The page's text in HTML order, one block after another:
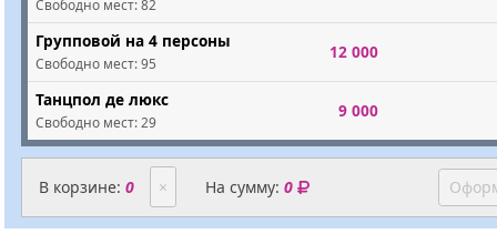
Свободно мест:82
Групповой на 4 персоны
Свободно мест:95
12 000
Танцпол де люкс
Свободно мест: 29
9 000
В корзине: 0 × На сумму:0